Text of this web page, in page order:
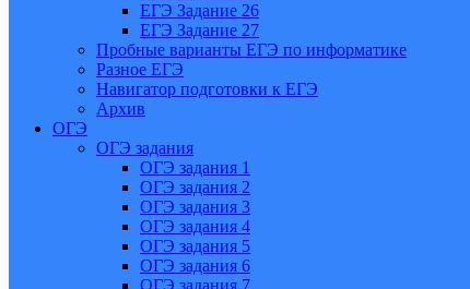
ЕГЭ Задание 26
ЕГЭ Задание 27
Пробные варианты ЕГЭ по информатике
Разное ЕГЭ
Навигатор подготовки к ЕГЭ
Архив
ОГЭ
ОГЭ задания
ОГЭ задания 1
ОГЭ задания 2
ОГЭ задания 3
ОГЭ задания 4
ОГЭ задания 5
ОГЭ задания 6
ОГЭ задания 7